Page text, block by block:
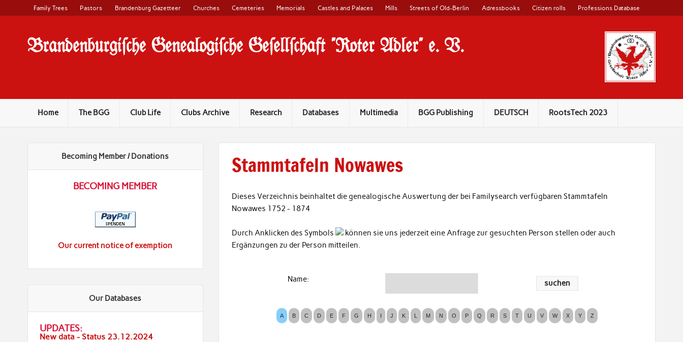
Family Trees Pastors Brandenburg Gazetteer Churches Cemeteries Memorials Castles and Palaces Mills Streets of Old-Berlin Adressbooks Citizen rolls Professions Database
Brandenburgi#che Genealogi#che Ge#ell#chaft "Roter Adler" e. V.
Home The BGG Club Life Clubs Archive Research Databases Multimedia BGG Publishing DEUTSCH RootsTech 2023
Stammtafeln Nowawes
Dieses Verzeichnis beinhaltet die genealogische Auswertung der bei Familysearch verfügbaren Stammtafeln
Nowawes 1752 - 1874
Durch Anklicken des Symbols
können sie uns jederzeit eine Anfrage zur gesuchten Person stellen oder auch
Ergänzungen zu der Person mitteilen.
Name:
Becoming Member / Donations
BECOMING MEMBER
Our current notice of exemption
Our Databases
UPDATES:
New data - Status 23.12.2024